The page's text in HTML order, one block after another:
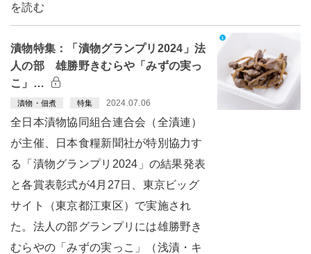
を読む
漬物特集：「漬物グランプリ2024」法
人の部 雄勝野きむらや「みずの実っ
こ」…
漬物・佃煮 特集 2024.07.06
全日本漬物協同組合連合会（全漬連）
が主催、日本食糧新聞社が特別協力す
る「漬物グランプリ2024」の結果発表
と各賞表彰式が4月27日、東京ビッグ
サイト（東京都江東区）で実施され
た。法人の部グランプリには雄勝野き
むらやの「みずの実っこ」（浅漬・キ